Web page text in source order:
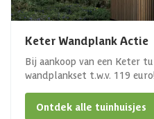
Keter Wandplank Actie
Bij aankoop van een Keter
wandplankset t.w.v. 119 euro!
Ontdek alle tuinhuisjes